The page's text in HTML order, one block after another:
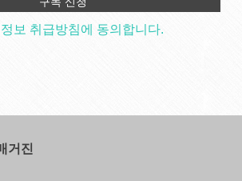
보 취급방침에 동의합니다.
거진